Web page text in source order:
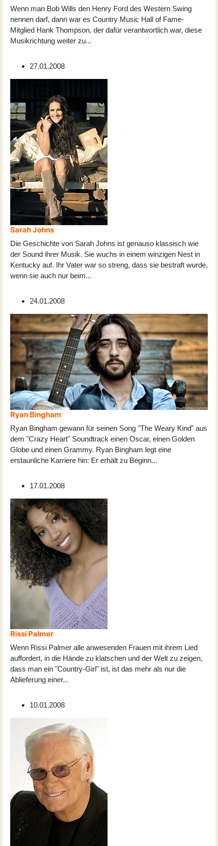
Wenn man Bob Wills den Henry Ford des Western Swing
nennen darf, dann war es Country Music Hall of Fame-
Mitglied Hank Thompson, der dafür verantwortlich war, diese
Musikrichtung weiter zu...
27.01.2008
Sarah Johns
Die Geschichte von Sarah Johns ist genauso klassisch wie
der Sound ihrer Musik. Sie wuchs in einem winzigen Nest in
Kentucky auf. Ihr Vater war so streng, dass sie bestraft wurde,
wenn sie auch nur beim...
24.01.2008
Ryan Bingham
Ryan Bingham gewann für seinen Song "The Weary Kind" aus
dem "Crazy Heart" Soundtrack einen Oscar, einen Golden
Globe und einen Grammy. Ryan Bingham legt eine
erstaunliche Karriere hin: Er erhält zu Beginn...
17.01.2008
Rissi Palmer
Wenn Rissi Palmer alle anwesenden Frauen mit ihrem Lied
auffordert, in die Hände zu klatschen und der Welt zu zeigen,
dass man ein "Country-Girl" ist, ist das mehr als nur die
Ablieferung einer...
10.01.2008